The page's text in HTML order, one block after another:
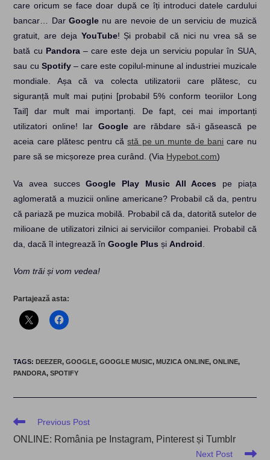
care oricum se face doar după ce îți introduci datele cardului
bancar… Dar Googlenu are nevoie de un serviciu de muzică
gratuit, are deja YouTube! Și probabil că nici nu vrea să se
bată cu Pandora– care este deja un serviciu popular în SUA,
sau cu Spotify– care este copilul-minune al industriei muzicale
mondiale. Așa că va colecta utilizatorii care plătesc, cu
siguranță mult mai puțini [probabil 5% conform teoriilor Long
Tail] dar mult mai importanți. De fapt, cei mai importanți
utilizatori online! Iar Googleare răbdare să-i găsească pe
aceia care plătesc pentru căstă pe un munte de bani care nu
pare să se micșoreze prea curând. (Via Hypebot.com)
Va avea succesGoogle Play Music All Acces pe piața
aglomerată a muzicii online americane? Probabil că da, pentru
că pariază pe muzica mobilă. Probabil că da, datorită sutelor de
milioane de utilizatori zilnici ai serviciilor companiei. Probabil că
da, dacă îl integrează înGoogle Plus șiAndroid.
Vom trăi și vom vedea!
Partajează asta:
TAGS: DEEZER, GOOGLE, GOOGLE MUSIC, MUZICA ONLINE, ONLINE,
PANDORA, SPOTIFY
Read
articles
Previous Post
ONLINE: România pe Instagram, Pinterest și Tumblr
Next Post